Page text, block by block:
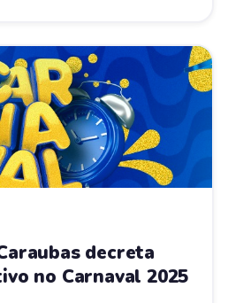
decreta
no Carnaval 2025